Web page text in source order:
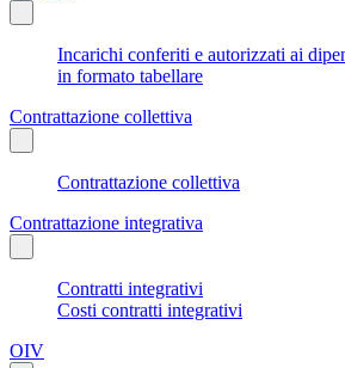
Incarichi conferiti e autorizzati ai
in formato tabellare
Contrattazione collettiva
Contrattazione collettiva
Contrattazione integrativa
Contratti integrativi
Costi contratti integrativi
OIV